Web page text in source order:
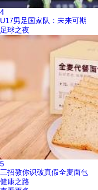
4
U17男足国家队：未来可期
足球之夜
5
三招教你识破真假全麦面包
健康之路